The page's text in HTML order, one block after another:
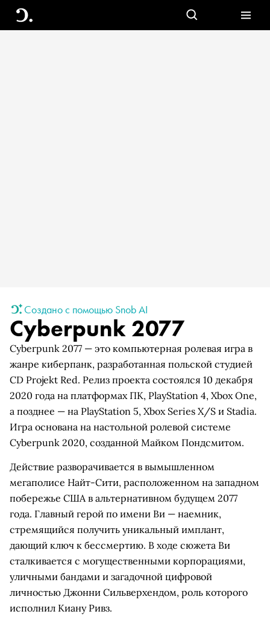
Создано с помощью Snob AI
Cyberpunk 2077
Cyberpunk 2077 — это компьютерная ролевая игра в
жанре киберпанк, разработанная польской студией
CD Projekt Red. Релиз проекта состоялся 10 декабря
2020 года на платформах ПК, PlayStation 4, Xbox One,
а позднее — на PlayStation 5, Xbox Series X/S и Stadia.
Игра основана на настольной ролевой системе
Cyberpunk 2020, созданной Майком Пондсмитом.
Действие разворачивается в вымышленном
мегаполисе Найт-Сити, расположенном на западном
побережье США в альтернативном будущем 2077
года. Главный герой по имени Ви — наемник,
стремящийся получить уникальный имплант,
дающий ключ к бессмертию. В ходе сюжета Ви
сталкивается с могущественными корпорациями,
уличными бандами и загадочной цифровой
личностью Джонни Сильверхендом, роль которого
исполнил Киану Ривз.